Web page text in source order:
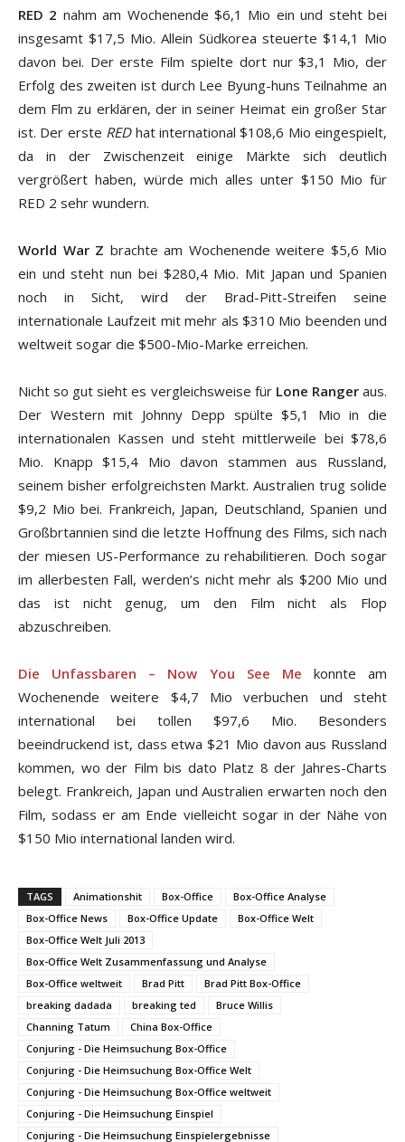
RED 2 nahm am Wochenende $6,1 Mio ein und steht bei
insgesamt $17,5 Mio. Allein Südkorea steuerte $14,1 Mio
davon bei. Der erste Film spielte dort nur $3,1 Mio, der
Erfolg des zweiten ist durch Lee Byung-huns Teilnahme an
dem Flm zu erklären, der in seiner Heimat ein großer Star
ist. Der erste REDhat international $108,6 Mio eingespielt,
da in der Zwischenzeit einige Märkte sich deutlich
vergrößert haben, würde mich alles unter $150 Mio für
RED 2 sehr wundern.
World War Z brachte am Wochenende weitere $5,6 Mio
ein und steht nun bei $280,4 Mio. Mit Japan und Spanien
noch in Sicht, wird der Brad-Pitt-Streifen seine
internationale Laufzeit mit mehr als $310 Mio beenden und
weltweit sogar die $500-Mio-Marke erreichen.
Nicht so gut sieht es vergleichsweise für Lone Rangeraus.
Der Western mit Johnny Depp spülte $5,1 Mio in die
internationalen Kassen und steht mittlerweile bei $78,6
Mio. Knapp $15,4 Mio davon stammen aus Russland,
seinem bisher erfolgreichsten Markt. Australien trug solide
$9,2 Mio bei. Frankreich, Japan, Deutschland, Spanien und
Großbrtannien sind die letzte Hoffnung des Films, sich nach
der miesen US-Performance zu rehabilitieren. Doch sogar
im allerbesten Fall, werden’s nicht mehr als $200 Mio und
das ist nicht genug, um den Film nicht als Flop
abzuschreiben.
Die Unfassbaren – Now You See Me konnte am
Wochenende weitere $4,7 Mio verbuchen und steht
international bei tollen $97,6 Mio. Besonders
beeindruckend ist, dass etwa $21 Mio davon aus Russland
kommen, wo der Film bis dato Platz 8 der Jahres-Charts
belegt. Frankreich, Japan und Australien erwarten noch den
Film, sodass er am Ende vielleicht sogar in der Nähe von
$150 Mio international landen wird.
TAGS Animationshit Box-Office
Box-Office Analyse
Box-Office News
Box-Office Update
Box-Office Welt
Box-Office Welt Juli 2013
Box-Office Welt Zusammenfassung und Analyse
Box-Office weltweit
Brad Pitt
Brad Pitt Box-Office
breaking dadada
breaking ted
Bruce Willis
Channing Tatum
China Box-Office
Conjuring - Die Heimsuchung Box-Office
Conjuring - Die Heimsuchung Box-Office Welt
Conjuring - Die Heimsuchung Box-Office weltweit
Conjuring - Die Heimsuchung Einspiel
Conjuring - Die Heimsuchung Einspielergebnisse